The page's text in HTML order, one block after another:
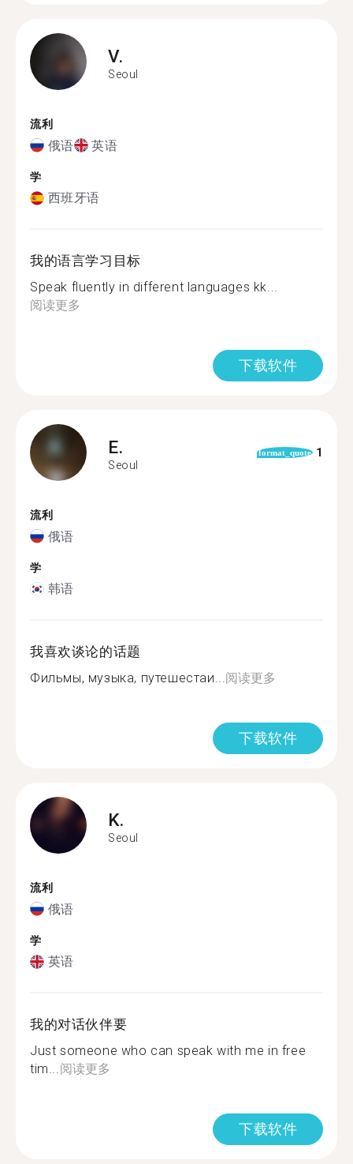
V.
Seoul
流利
俄语 英语
学
西班牙语
我的语言学习目标
Speak fluently in different languages kk...
阅读更多
下载软件
E.
Seoul
format_quote 1
流利
俄语
学
韩语
我喜欢谈论的话题
Фильмы, музыка, путешестаи...阅读更多
下载软件
K.
Seoul
流利
俄语
学
英语
我的对话伙伴要
Just someone who can speak with me in free
tim...阅读更多
下载软件